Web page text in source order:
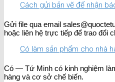
Cách gửi bản vẽ để nhận
Gửi file qua email
hoặc liên hệ trực tiếp để trao đổi
Có làm sản phẩm cho nhà
Có — Tứ Minh có kinh nghiệm
hàng và cơ sở chế biến.